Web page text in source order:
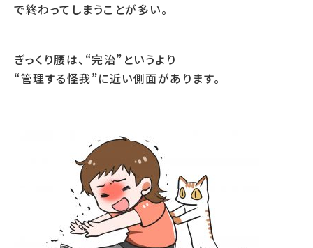
で終わってしまうことが多い。
ぎっくり腰は、“完治”というより
“管理する怪我”に近い側面があります。